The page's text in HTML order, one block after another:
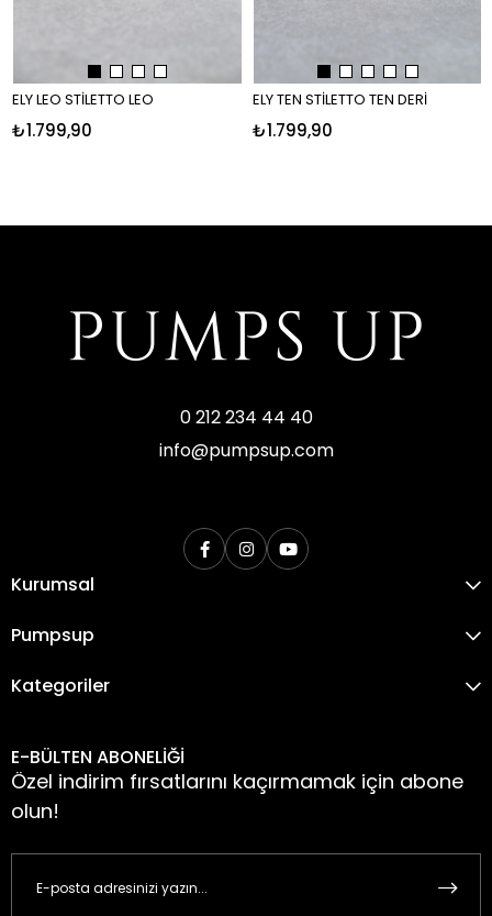
ELY LEO STİLETTO LEO
₺1.799,90
ELY TEN STİLETTO TEN DERİ
₺1.799,90
0 212 234 44 40
info@pumpsup.com
Kurumsal
Pumpsup
Kategoriler
E-BÜLTEN ABONELİĞİ
Özel indirim fırsatlarını kaçırmamak için abone
olun!